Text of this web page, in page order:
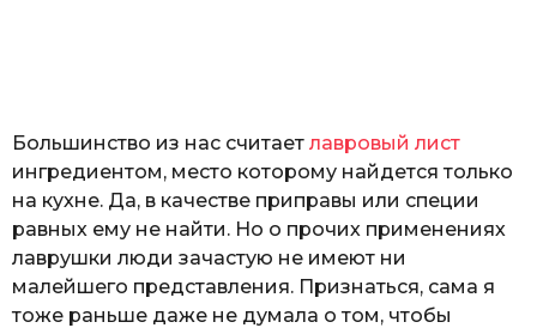
Большинство из нас считает лавровый лист
ингредиентом, место которому найдется только
на кухне. Да, в качестве приправы или специи
равных ему не найти. Но о прочих применениях
лаврушки люди зачастую не имеют ни
малейшего представления. Признаться, сама я
тоже раньше даже не думала о том, чтобы